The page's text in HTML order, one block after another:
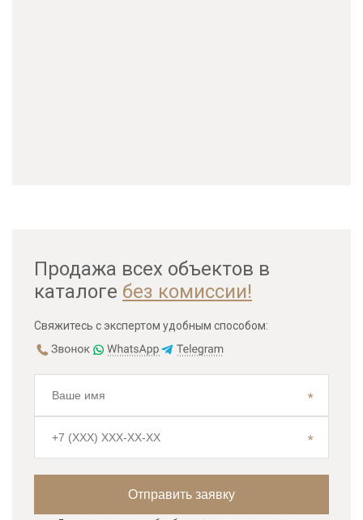
Продажа всех объектов в
каталоге без комиссии!
Свяжитесь с экспертом удобным способом: